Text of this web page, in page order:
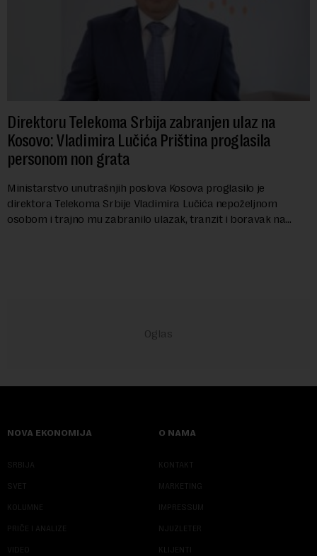
Direktoru Telekoma Srbija zabranjen ulaz na
Kosovo: Vladimira Lučića Priština proglasila
personom non grata
Ministarstvo unutrašnjih poslova Kosova proglasilo je
direktora Telekoma Srbije Vladimira Lučića nepoželjnom
osobom i trajno mu zabranilo ulazak, tranzit i boravak na
NOVA EKONOMIJA
SRBIJA
SVET
KOLUMNE
PRIČE I ANALIZE
VIDEO
O NAMA
KONTAKT
MARKETING
IMPRESSUM
NJUZLETER
KLIJENTI